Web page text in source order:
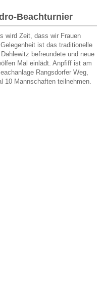
Beachturnier
wird Zeit, dass wir Frauen
ist das traditionelle
befreundete und neue
Mal einlädt. Anpfiff ist am
Rangsdorfer Weg,
10 Mannschaften teilnehmen.